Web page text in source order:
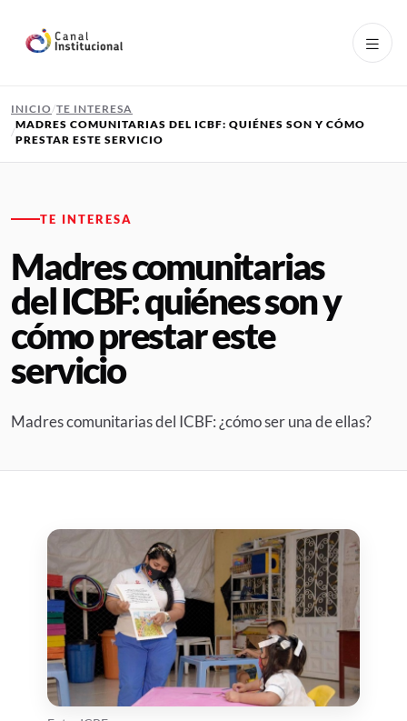
INICIO TE INTERESA
MADRES COMUNITARIAS DEL ICBF: QUIÉNES SON Y CÓMO
PRESTAR ESTE SERVICIO
TE INTERESA
Madres comunitarias
del ICBF: quiénes son y
cómo prestar este
servicio
Madres comunitarias del ICBF: ¿cómo ser una de ellas?